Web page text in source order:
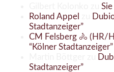
Sie
Roland Appel
Stadtanzeiger”
CM Felsberg 🚴 (HR/
“Kölner Stadtanzeiger”
Stadtanzeiger”